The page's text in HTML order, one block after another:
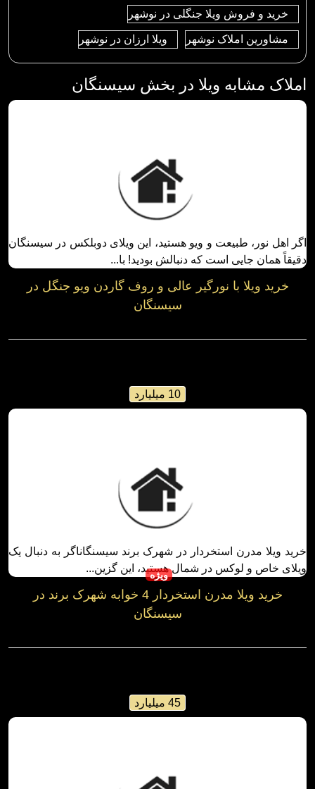
خرید و فروش ویلا جنگلی در نوشهر
مشاورین املاک نوشهر ویلا ارزان در نوشهر
املاک مشابه ویلا در بخش سیسنگان
خرید ویلا با نورگیر عالی و روف گاردن ویو جنگل در
سیسنگان
سیسنگان / بخش سیسنگان
10 میلیارد
ویژه
خرید ویلا مدرن استخردار 4 خوابه شهرک برند در
45 میلیارد